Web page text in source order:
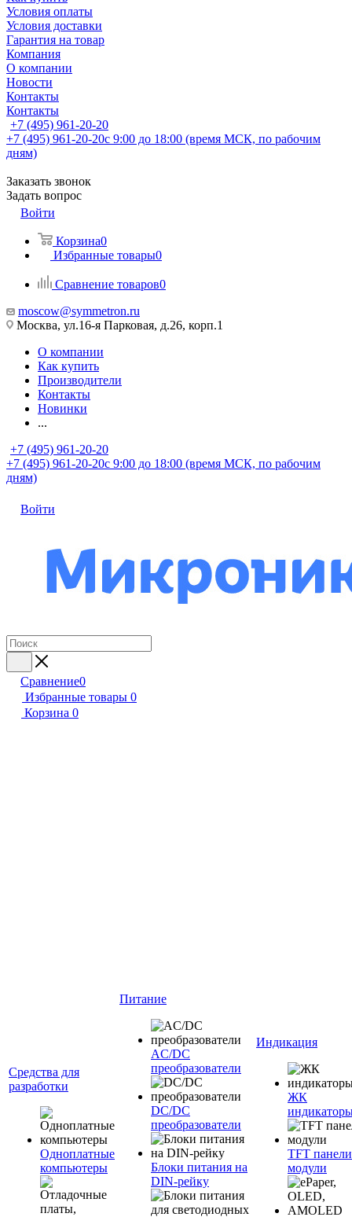
Условия оплаты
Условия доставки
Гарантия на товар
Компания
О компании
Новости
Контакты
Контакты
+7 (495) 961-20-20
+7 (495) 961-20-20с 9:00 до 18:00 (время МСК, по рабочим
дням)
Заказать звонок
Задать вопрос
Войти
Корзина0
Избранные товары0
Сравнение товаров0
moscow@symmetron.ru
Москва, ул.16-я Парковая, д.26, корп.1
О компании
Как купить
Производители
Контакты
Новинки
...
+7 (495) 961-20-20
+7 (495) 961-20-20с 9:00 до 18:00 (время МСК, по рабочим
дням)
Войти
Сравнение0
Избранные товары 0
Корзина 0
Средства для
разработки
Одноплатные
компьютеры
Питание
AC/DC
преобразователи
DC/DC
преобразователи
Блоки питания на
DIN-рейку
Индикация
ЖК
TFT
модули